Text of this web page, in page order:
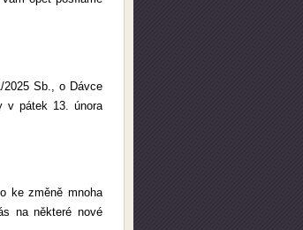
Sb., o Dávce
v pátek 13. února
ke změně mnoha
na některé nové